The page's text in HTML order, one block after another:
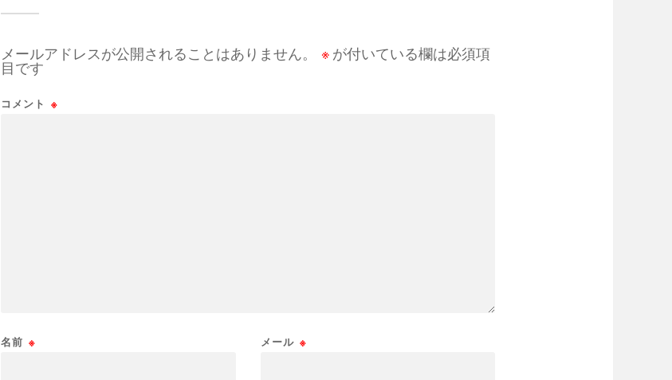
メールアドレスが公開されることはありません。 ※ が付いている欄は必須項
目です
コメント ※
名前 ※ メール ※